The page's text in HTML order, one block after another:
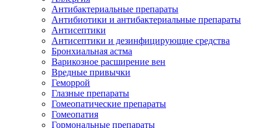
Антибактериальные препараты
Антибиотики и антибактериальные препараты
Антисептики
Антисептики и дезинфицирующие средства
Бронхиальная астма
Варикозное расширение вен
Вредные привычки
Геморрой
Глазные препараты
Гомеопатические препараты
Гомеопатия
Гормональные препараты